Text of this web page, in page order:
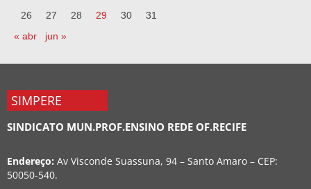
26 27 28 29 30
31
« abr
jun »
SIMPERE
SINDICATO MUN.PROF.ENSINO REDE OF.RECIFE
Endereço: Av Visconde Suassuna, 94 – Santo Amaro – CEP:
50050-540.